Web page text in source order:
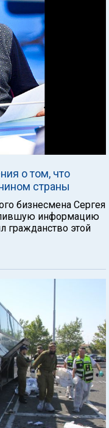
о том, что
страны
бизнесмена Сергея
информацию
гражданство этой